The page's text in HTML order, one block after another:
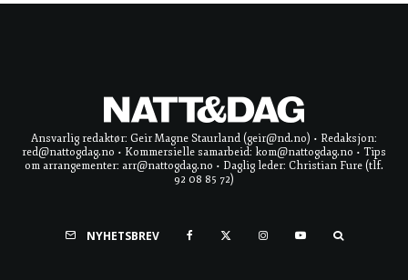
Ansvarlig redaktør: Geir Magne Staurland (geir@nd.no) • Redaksjon:
red@nattogdag.no • Kommersielle samarbeid: kom@nattogdag.no • Tips
om arrangementer: arr@nattogdag.no • Daglig leder: Christian Fure (tlf.
92 08 85 72)
NYHETSBREV